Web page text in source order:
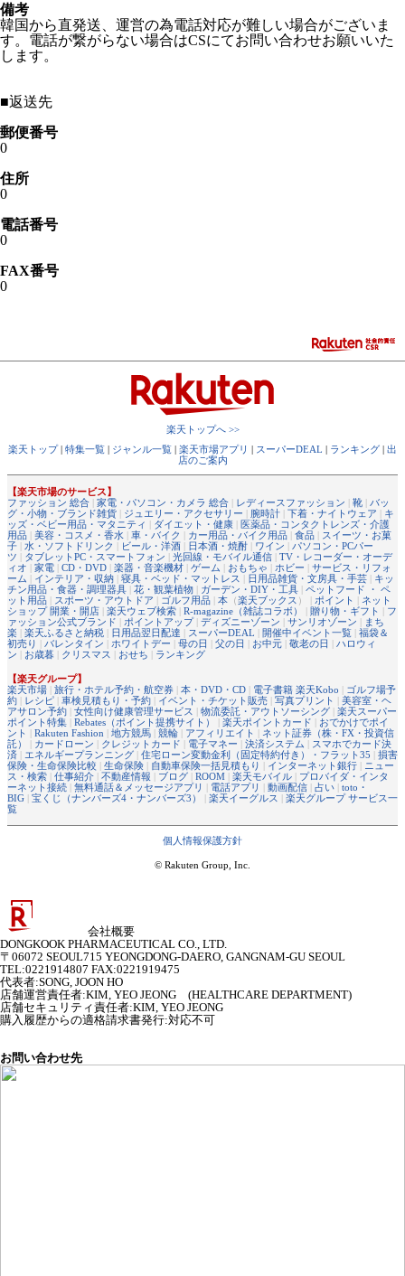
備考
韓国から直発送、運営の為電話対応が難しい場合がございま
す。電話が繋がらない場合はCSにてお問い合わせお願いいた
します。
■返送先
郵便番号
0
住所
0
電話番号
0
FAX番号
0
楽天トップへ >>
楽天トップ| 特集一覧 | ジャンル一覧 | 楽天市場アプリ | スーパーDEAL | ランキング | 出
店のご案内
【楽天市場のサービス】
ファッション 総合 | 家電・パソコン・カメラ 総合 | レディースファッション | 靴 | バッ
グ・小物・ブランド雑貨 | ジュエリー・アクセサリー | 腕時計 | 下着・ナイトウェア | キ
ッズ・ベビー用品・マタニティ | ダイエット・健康 | 医薬品・コンタクトレンズ・介護
用品 | 美容・コスメ・香水 | 車・バイク | カー用品・バイク用品 | 食品 | スイーツ・お菓
子 | 水・ソフトドリンク | ビール・洋酒 | 日本酒・焼酎 | ワイン | パソコン・PCパー
ツ | タブレットPC・スマートフォン | 光回線・モバイル通信 | TV・レコーダー・オーデ
ィオ | 家電 | CD・DVD | 楽器・音楽機材 | ゲーム | おもちゃ | ホビー | サービス・リフォ
ーム | インテリア・収納 | 寝具・ベッド・マットレス | 日用品雑貨・文房具・手芸 | キッ
チン用品・食器・調理器具 | 花・観葉植物 | ガーデン・DIY・工具 | ペットフード ・ ペ
ット用品 | スポーツ・アウトドア | ゴルフ用品 | 本 （楽天ブックス ） | ポイント | ネット
ショップ 開業・開店 | 楽天ウェブ検索 | R-magazine（雑誌コラボ） | 贈り物・ギフト | フ
ァッション公式ブランド | ポイントアップ| ディズニーゾーン | サンリオゾーン | まち
楽 | 楽天ふるさと納税 | 日用品翌日配達 | スーパーDEAL | 開催中イベント一覧 | 福袋＆
初売り | バレンタイン | ホワイトデー | 母の日 | 父の日 | お中元 | 敬老の日 | ハロウィ
ン | お歳暮 | クリスマス | おせち | ランキング
【楽天グループ】
楽天市場 | 旅行・ホテル予約・航空券 | 本・DVD・CD | 電子書籍 楽天Kobo | ゴルフ場予
約 | レシピ | 車検見積もり・予約 | イベント・チケット販売 | 写真プリント | 美容室・ヘ
アサロン予約 | 女性向け健康管理サービス | 物流委託・アウトソーシング | 楽天スーパー
ポイント特集 | Rebates（ポイント提携サイト） | 楽天ポイントカード | おでかけでポイ
ント | Rakuten Fashion | 地方競馬 | 競輪 | アフィリエイト | ネット証券（株・FX・投資信
託）
| カードローン | クレジットカード | 電子マネー | 決済システム | スマホでカード決
済 | エネルギープランニング | 住宅ローン変動金利（固定特約付き）・フラット35 | 損害
保険・生命保険比較 | 生命保険 | 自動車保険一括見積もり | インターネット銀行 | ニュー
ス・検索 | 仕事紹介 | 不動産情報 | ブログ | ROOM | 楽天モバイル | プロバイダ・インタ
ーネット接続 | 無料通話＆メッセージアプリ | 電話アプリ | 動画配信 | 占い | toto・
BIG | 宝くじ（ナンバーズ4・ナンバーズ3） | 楽天イーグルス | 楽天グループ サービス一
覧
個人情報保護方針
© Rakuten Group, Inc.
会社概要
DONGKOOK PHARMACEUTICAL CO., LTD.
〒06072 SEOUL715 YEONGDONG-DAERO, GANGNAM-GU SEOUL
TEL:0221914807 FAX:0221919475
代表者:SONG, JOON HO
店舗運営責任者:KIM, YEO JEONG (HEALTHCARE DEPARTMENT)
店舗セキュリティ責任者:KIM, YEO JEONG
購入履歴からの適格請求書発行:対応不可
お問い合わせ先